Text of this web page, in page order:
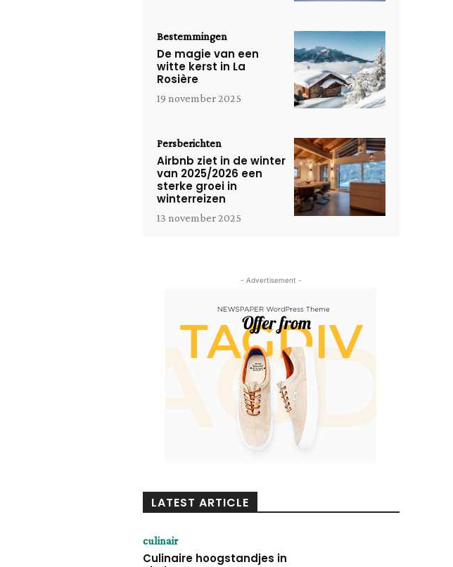
Bestemmingen
De magie van een
witte kerst in La
Rosière
19 november 2025
Persberichten
Airbnb ziet in de winter
van 2025/2026 een
sterke groei in
winterreizen
13 november 2025
- Advertisement -
LATEST ARTICLE
culinair
Culinaire hoogstandjes in